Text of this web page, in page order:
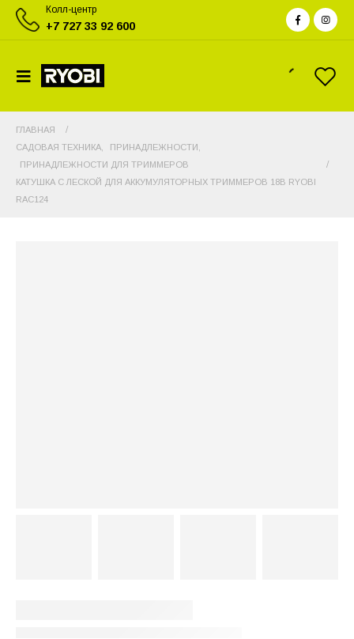
Колл-центр
+7 727 33 92 600
ГЛАВНАЯ
САДОВАЯ ТЕХНИКА
ПРИНАДЛЕЖНОСТИ
ПРИНАДЛЕЖНОСТИ ДЛЯ ТРИММЕРОВ
КАТУШКА С ЛЕСКОЙ ДЛЯ АККУМУЛЯТОРНЫХ ТРИММЕРОВ 18В RYOBI
RAC124